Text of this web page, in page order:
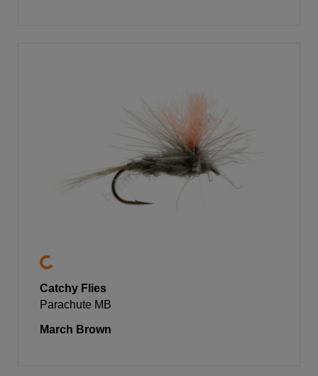
Catchy Flies
Parachute MB
March Brown